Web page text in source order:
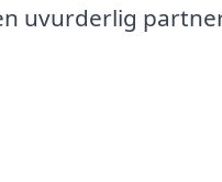
uvurderlig